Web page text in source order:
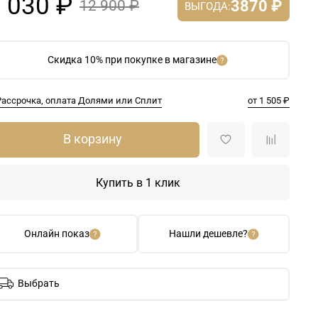
Скидка 10% при покупке в магазине
оплата Долями или Сплит от 1 505 ₽
030 ₽ 12 900 ₽ ВЫГОДА:3870 ₽
Онлайн показ Нашли дешевле?
В корзину
Купить в 1 клик
Выбрать